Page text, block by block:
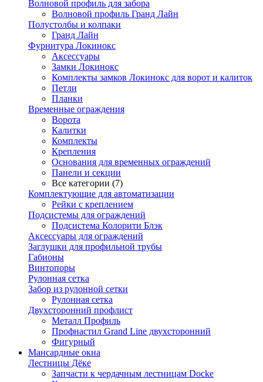
Волновой профиль для забора
Волновой профиль Гранд Лайн
Полустолбы и колпаки
Гранд Лайн
Фурнитура Локинокс
Аксессуары
Замки Локинокс
Комплекты замков Локинокс для ворот и калиток
Петли
Планки
Временные ограждения
Ворота
Калитки
Комплекты
Крепления
Основания для временных ограждений
Панели и секции
Все категории (7)
Комплектующие для автоматизации
Рейки с креплением
Подсистемы для ограждений
Подсистема Колорити Блэк
Аксессуары для ограждений
Заглушки для профильной трубы
Габионы
Винтопоры
Рулонная сетка
Забор из рулонной сетки
Рулонная сетка
Двухсторонний профлист
Металл Профиль
Профнастил Grand Line двухсторонний
Фигурный
Мансардные окна
Лестницы Дёке
Запчасти к чердачным лестницам Docke